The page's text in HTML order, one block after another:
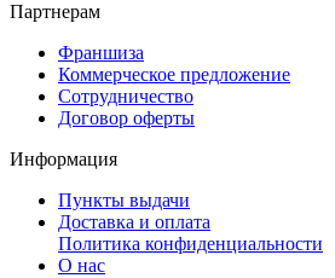
Партнерам
Франшиза
Коммерческое предложение
Сотрудничество
Договор оферты
Информация
Пункты выдачи
Доставка и оплата
Политика конфиденциальности
О нас